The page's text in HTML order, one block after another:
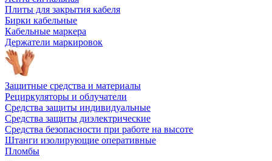
Плиты для закрытия кабеля
Бирки кабельные
Кабельные маркера
Держатели маркировок
Защитные средства и материалы
Рециркуляторы и облучатели
Средства защиты индивидуальные
Средства защиты диэлектрические
Средства безопасности при работе на высоте
Штанги изолирующие оперативные
Пломбы